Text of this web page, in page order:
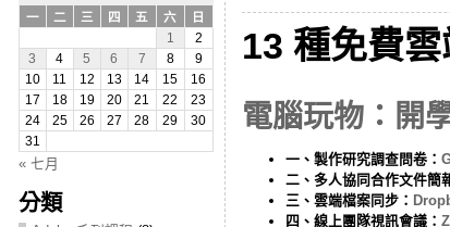
一
二 三 四 五 六
日
1
2
3
4 5 6 7 8
9
10
11 12 13 14 15
16
17
18 19 20 21 22
23
24
25 26 27 28 29
30
31
« 七月
分類
13 種免費
電腦玩物：開
一、製作研究調查問卷：
二、多人協同合作文件簡
三、雲端檔案同步：
四、線上團隊視訊會議：